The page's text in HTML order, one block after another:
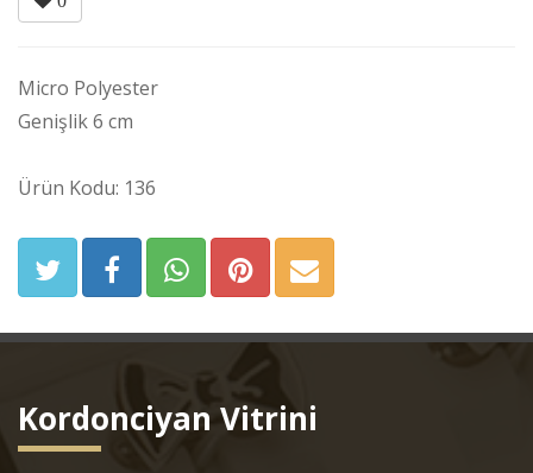
Micro Polyester
Genişlik 6 cm
Ürün Kodu: 136
Kordonciyan Vitrini